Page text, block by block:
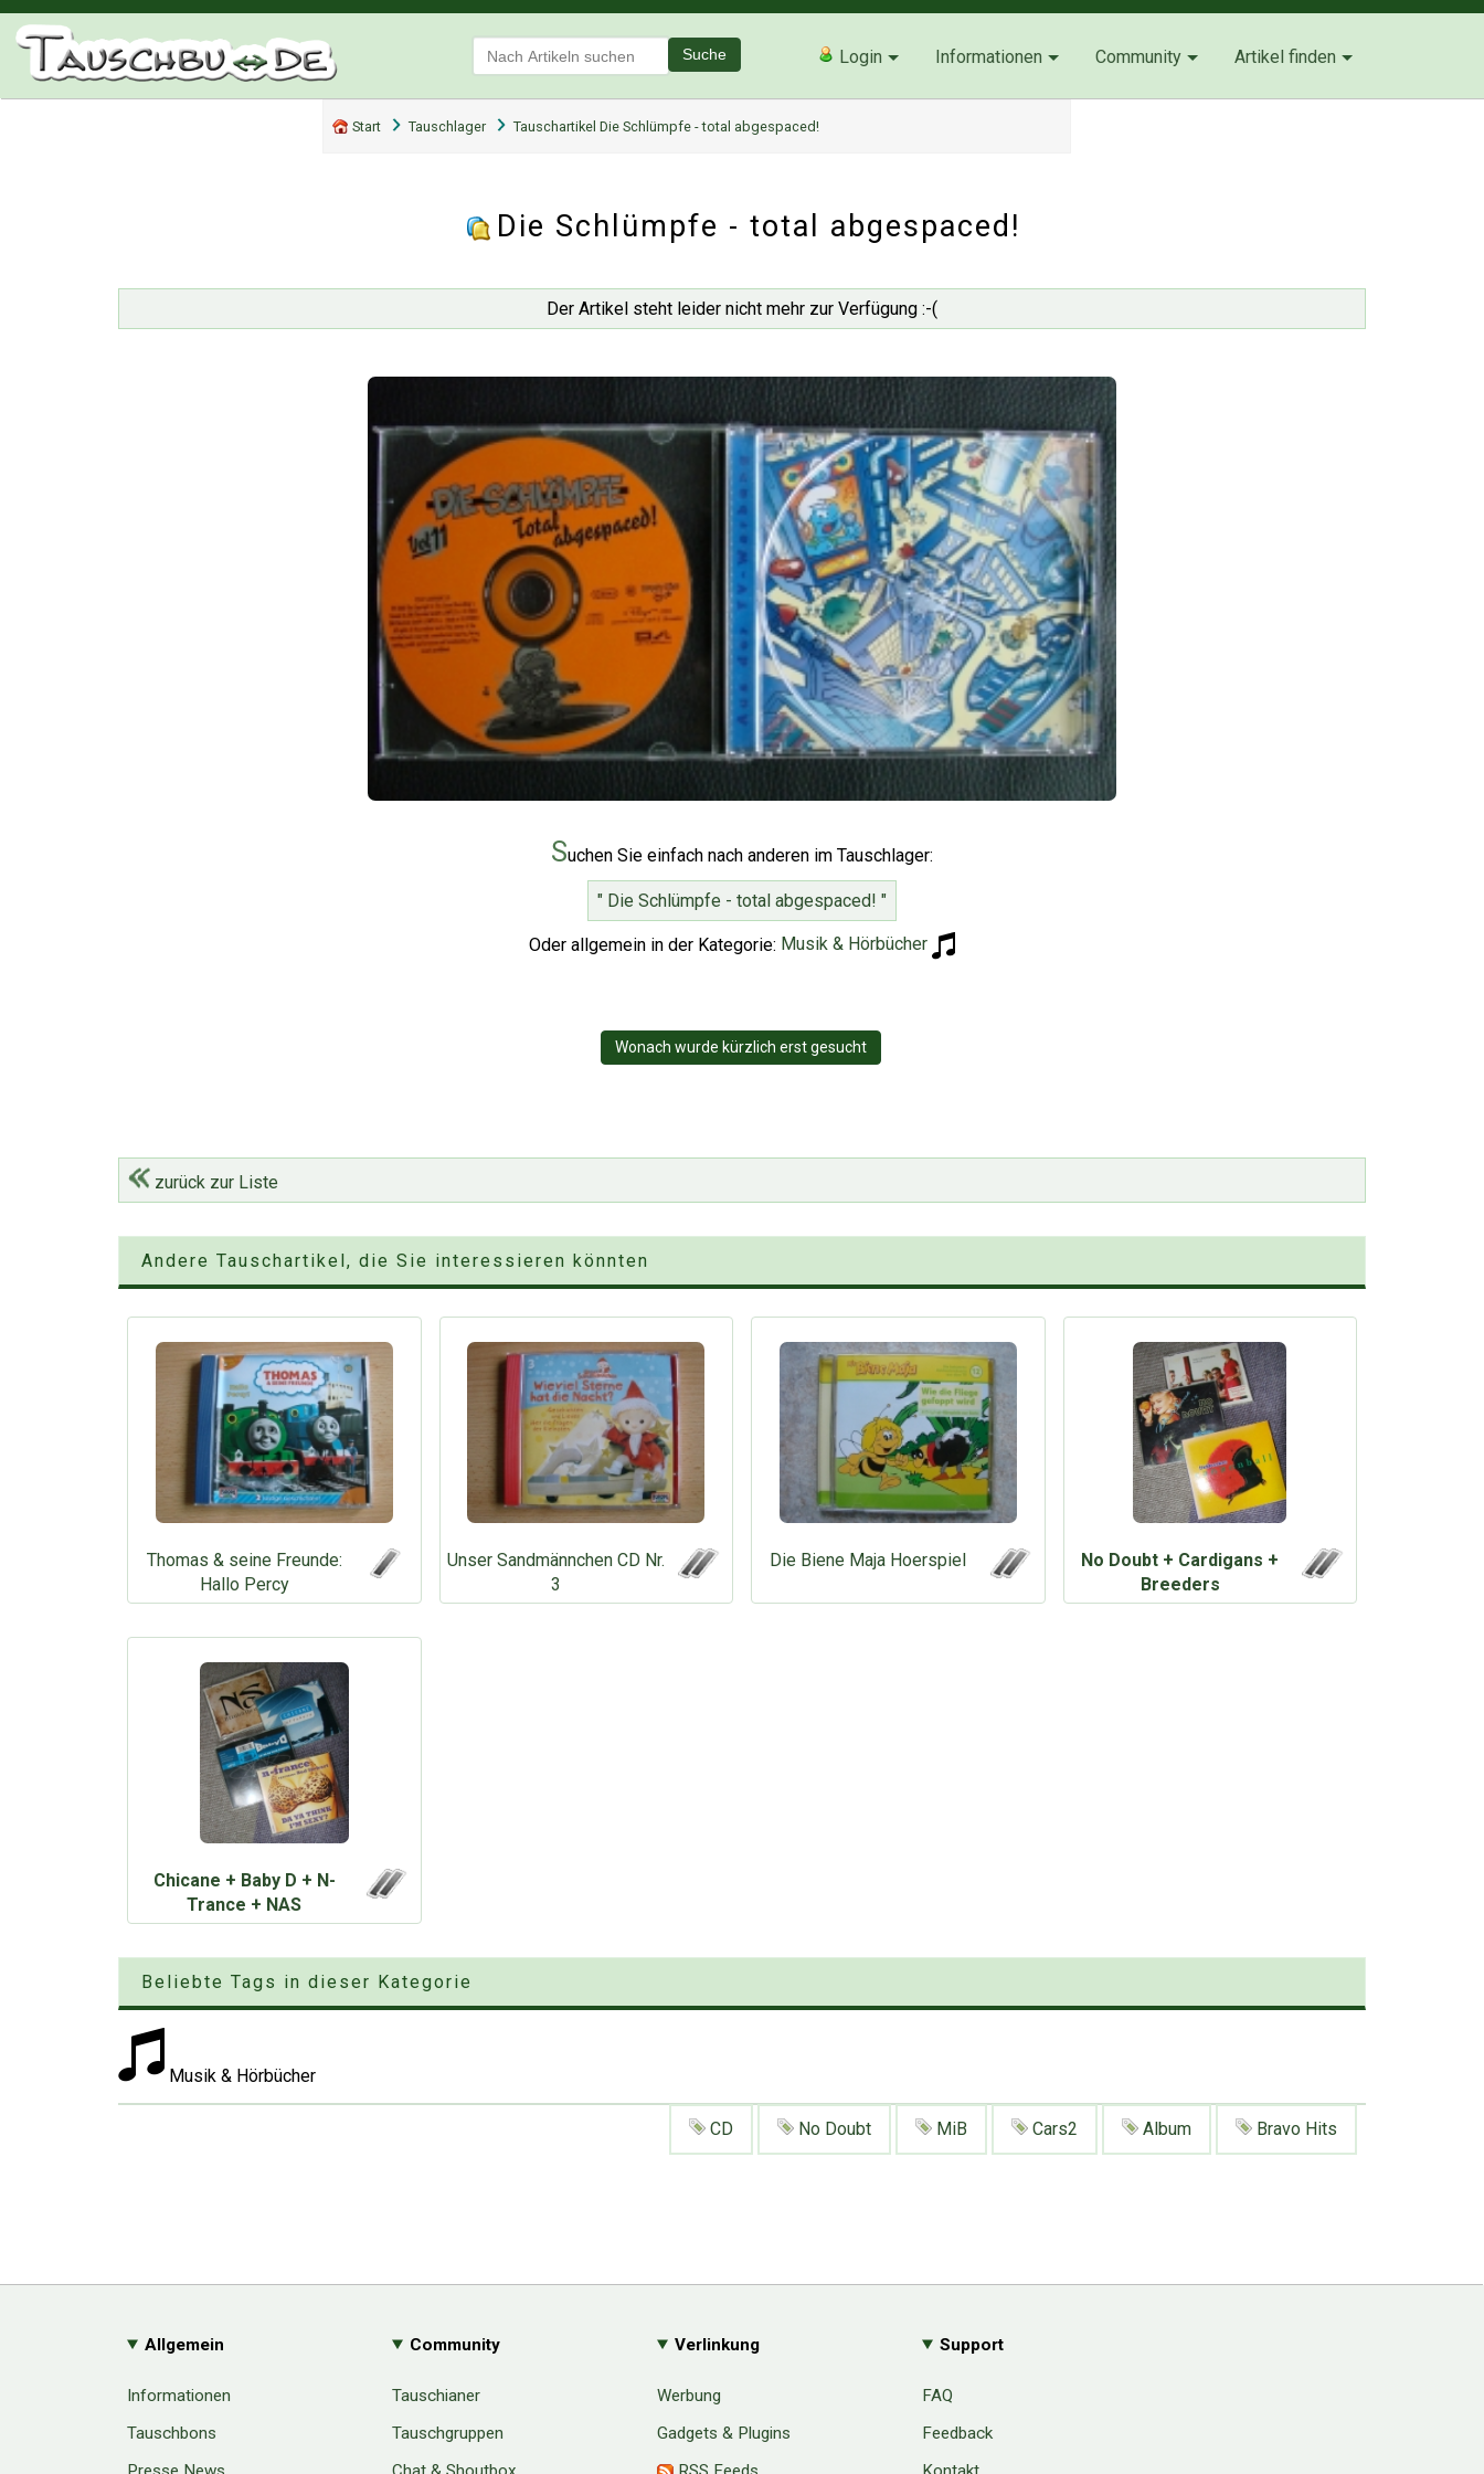
Suche Login Informationen Community Artikel finden
Start Tauschlager Tauschartikel Die Schlümpfe - total abgespaced!
Die Schlümpfe - total abgespaced!
Der Artikel steht leider nicht mehr zur Verfügung :-(
Suchen Sie einfach nach anderen im Tauschlager:
" Die Schlümpfe - total abgespaced! "
Oder allgemein in der Kategorie: Musik & Hörbücher
Wonach wurde kürzlich erst gesucht
zurück zur Liste
Andere Tauschartikel, die Sie interessieren könnten
Thomas & seine Freunde:
Hallo Percy
Unser Sandmännchen CD Nr.
3
Die Biene Maja Hoerspiel
No Doubt + Cardigans +
Breeders
Chicane + Baby D + N-
Trance + NAS
Beliebte Tags in dieser Kategorie
Musik & Hörbücher
CD No Doubt MiB Cars2 Album Bravo Hits
Allgemein
Informationen
Tauschbons
Community
Tauschianer
Tauschgruppen
Verlinkung
Werbung
Gadgets & Plugins
Support
FAQ
Feedback